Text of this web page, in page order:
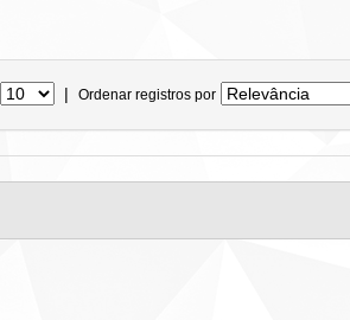
| Ordenar registros por